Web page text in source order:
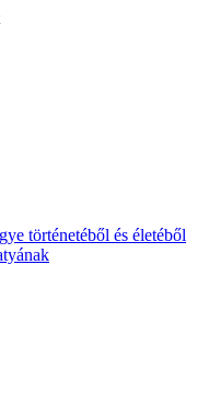
történetéből és életéből